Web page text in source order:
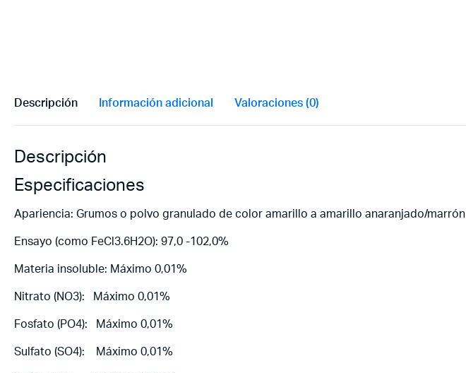
Descripción Información adicional Valoraciones (0)
Descripción
Especificaciones
Apariencia: Grumos o polvo granulado de color amarillo a amarillo anaranjado/marrón
Ensayo (como FeCl3.6H2O): 97,0 -102,0%
Materia insoluble: Máximo 0,01%
Nitrato (NO3): Máximo 0,01%
Fosfato (PO4): Máximo 0,01%
Sulfato (SO4): Máximo 0,01%